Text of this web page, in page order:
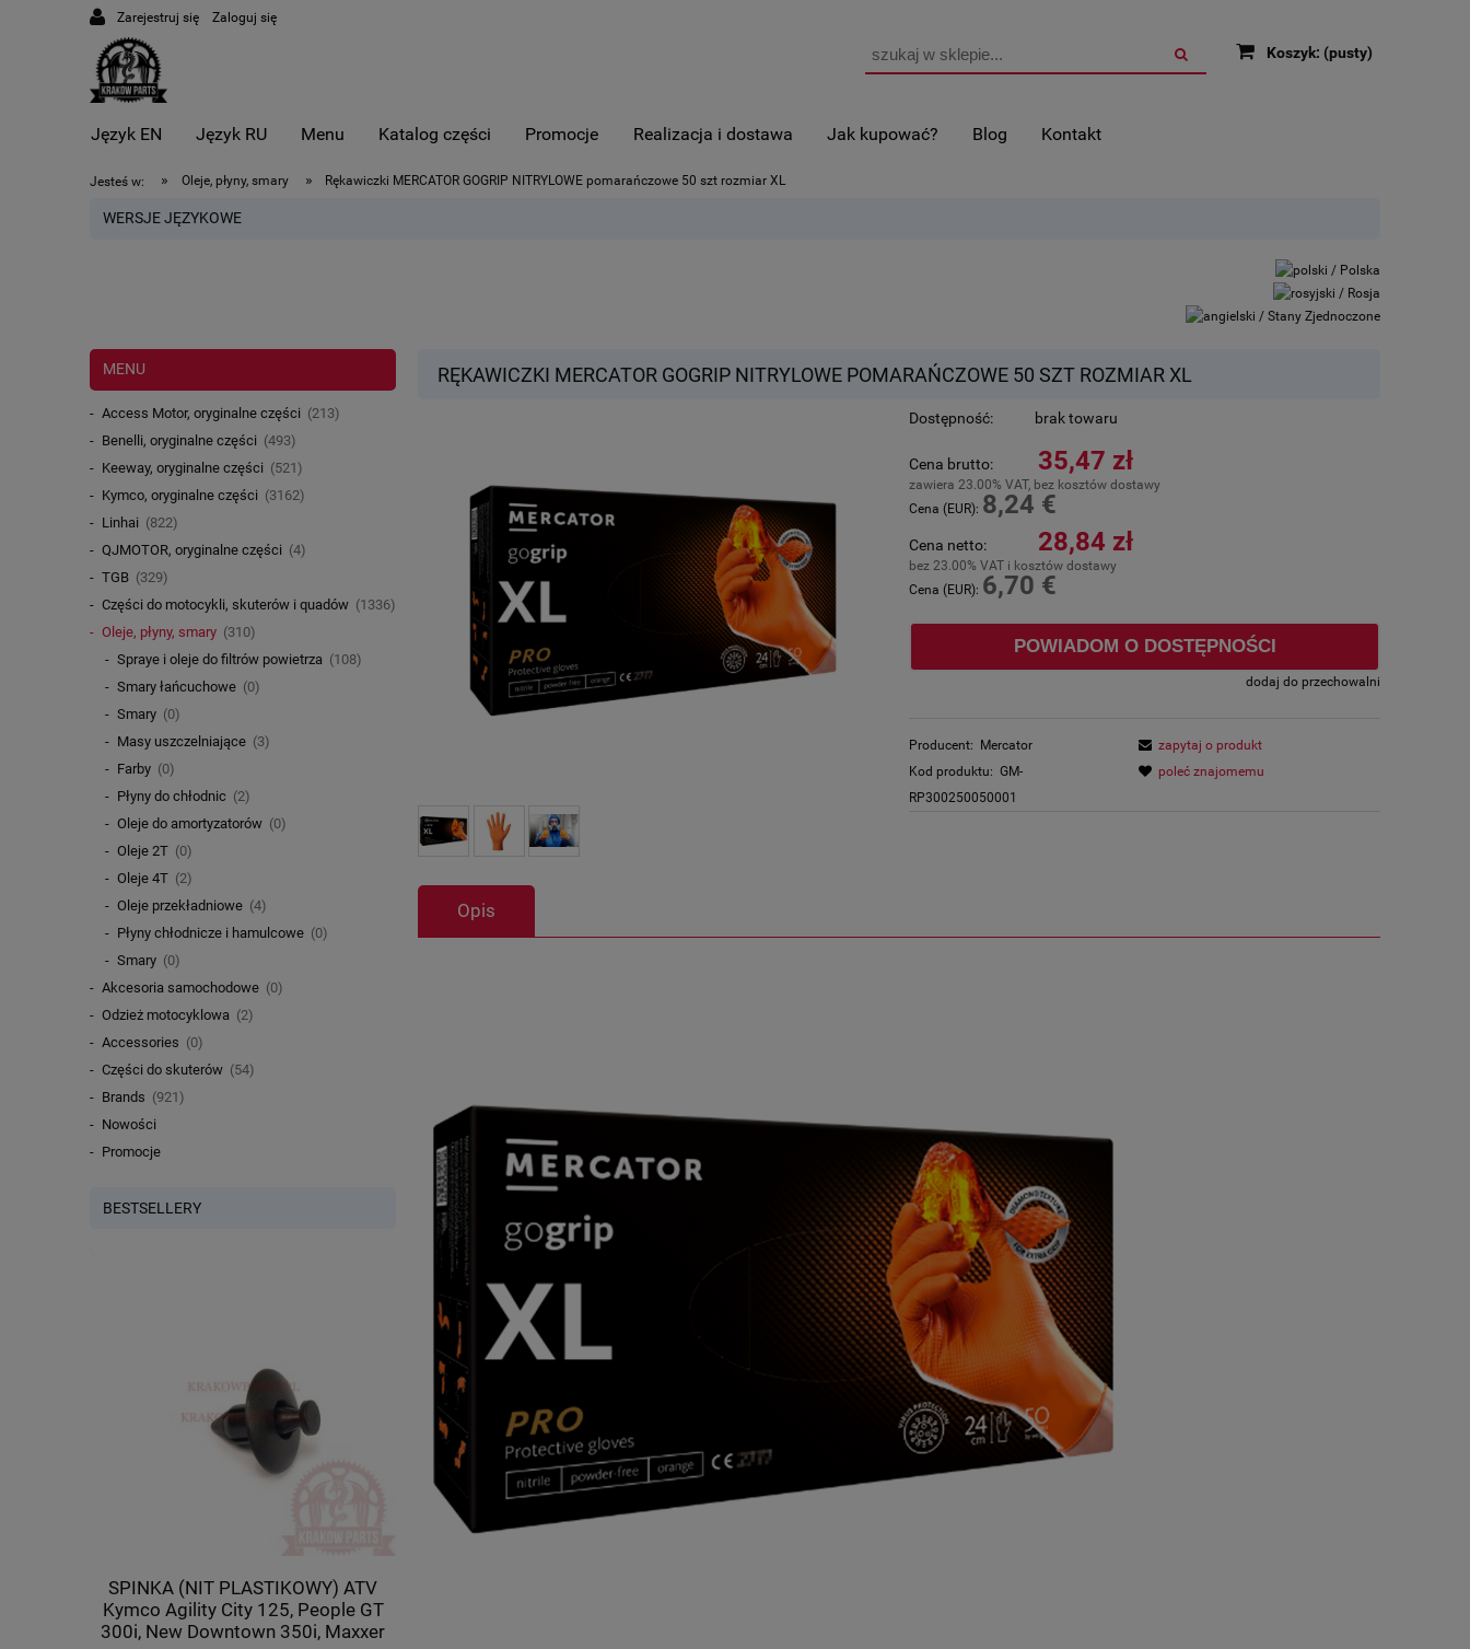
Zarejestruj się Zaloguj się
Koszyk: (pusty)
Język EN Język RU Menu Katalog części Promocje Realizacja i dostawa Jak kupować? Blog Kontakt
Jesteś w: » Oleje, płyny, smary » Rękawiczki MERCATOR GOGRIP NITRYLOWE pomarańczowe 50 szt rozmiar XL
WERSJE JĘZYKOWE
MENU
Access Motor, oryginalne części (213)
Benelli, oryginalne części (493)
Keeway, oryginalne części (521)
Kymco, oryginalne części (3162)
Linhai (822)
QJMOTOR, oryginalne części (4)
TGB (329)
Części do motocykli, skuterów i quadów (1336)
Oleje, płyny, smary (310)
Spraye i oleje do filtrów powietrza (108)
Smary łańcuchowe (0)
Smary (0)
Masy uszczelniające (3)
Farby (0)
Płyny do chłodnic (2)
Oleje do amortyzatorów (0)
Oleje 2T (0)
Oleje 4T (2)
Oleje przekładniowe (4)
Płyny chłodnicze i hamulcowe (0)
Smary (0)
Akcesoria samochodowe (0)
Odzież motocyklowa (2)
Accessories (0)
Części do skuterów (54)
Brands (921)
Nowości
Promocje
BESTSELLERY
SPINKA (NIT PLASTIKOWY) ATV
Kymco Agility City 125, People GT
300i, New Downtown 350i, Maxxer
RĘKAWICZKI MERCATOR GOGRIP NITRYLOWE POMARAŃCZOWE 50 SZT ROZMIAR XL
Dostępność: brak towaru
Cena brutto: 35,47 zł
zawiera 23.00% VAT, bez kosztów dostawy
Cena (EUR): 8,24 €
Cena netto: 28,84 zł
bez 23.00% VAT i kosztów dostawy
Cena (EUR): 6,70 €
POWIADOM O DOSTĘPNOŚCI
dodaj do przechowalni
Producent: Mercator
Kod produktu: GM-
RP300250050001
zapytaj o produkt
poleć znajomemu
Opis